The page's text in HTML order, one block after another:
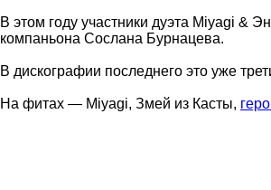
В этом году участники дуэта Miyagi &
компаньона Сослана Бурнацева.
В дискографии последнего это уже
На фитах — Miyagi, Змей из Касты,